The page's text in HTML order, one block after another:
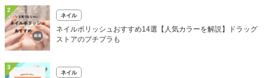
2
ネイル
ネイルポリッシュおすすめ14選【人気カラーを解説】ドラッグ
ストアのプチプラも
3
ネイル